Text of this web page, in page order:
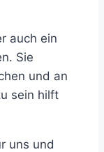
auch ein
Sie
und an
sein hilft
uns und